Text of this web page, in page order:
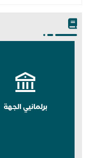
برلمانيي الجهة